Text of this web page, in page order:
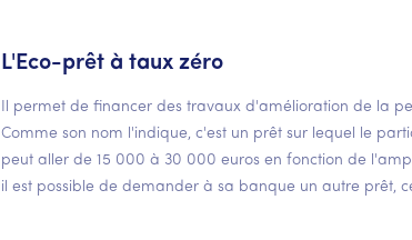
L'Eco-prêt à taux zéro
Il permet de financer des travaux d'amélioration de la
Comme son nom l'indique, c'est un prêt sur lequel le
peut aller de 15 000 à 30 000 euros en fonction de
il est possible de demander à sa banque un autre prêt,